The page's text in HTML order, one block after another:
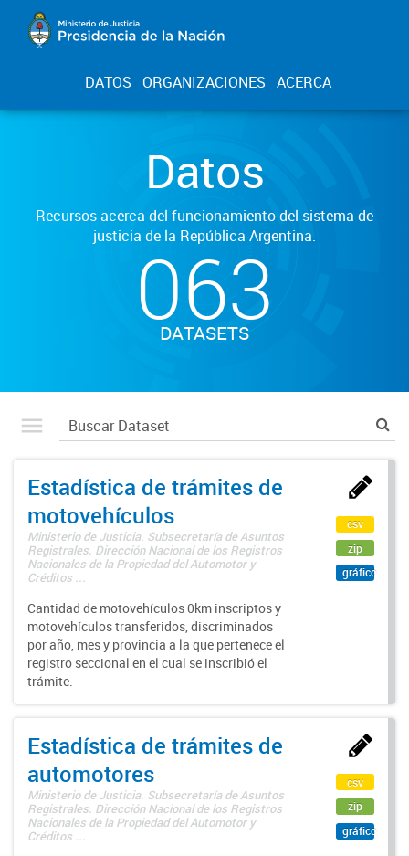
DATOS ORGANIZACIONES ACERCA
Datos
Recursos acerca del funcionamiento del sistema de
justicia de la República Argentina.
063
DATASETS
Estadística de trámites de
motovehículos
Ministerio de Justicia. Subsecretaría de Asuntos
Registrales. Dirección Nacional de los Registros
Nacionales de la Propiedad del Automotor y
Créditos ...
Cantidad de motovehículos 0km inscriptos y
motovehículos transferidos, discriminados
por año, mes y provincia a la que pertenece el
registro seccional en el cual se inscribió el
trámite.
csv
zip
gráfico
Estadística de trámites de
automotores
Ministerio de Justicia. Subsecretaría de Asuntos
Registrales. Dirección Nacional de los Registros
Nacionales de la Propiedad del Automotor y
Créditos ...
csv
zip
gráfico